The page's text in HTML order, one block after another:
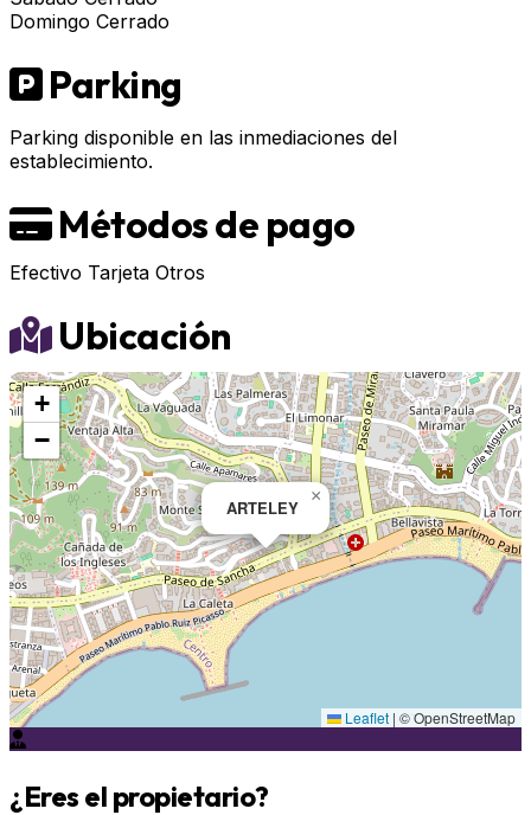
Domingo Cerrado
Parking
Parking disponible en las inmediaciones del
establecimiento.
Métodos de pago
Efectivo Tarjeta Otros
Ubicación
ARTELEY
×
+
−
Leaflet | © OpenStreetMap
¿Eres el propietario?